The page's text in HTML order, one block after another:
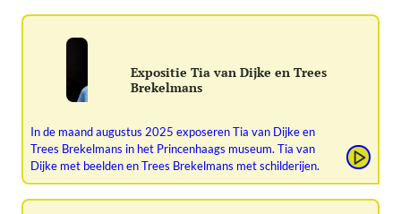
Expositie Tia van Dijke en Trees
Brekelmans
In de maand augustus 2025 exposeren Tia van Dijke en
Trees Brekelmans in het Princenhaags museum. Tia van
Dijke met beelden en Trees Brekelmans met schilderijen.